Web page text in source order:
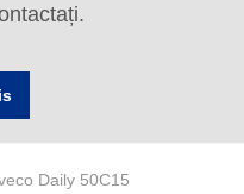
Daily 50C15